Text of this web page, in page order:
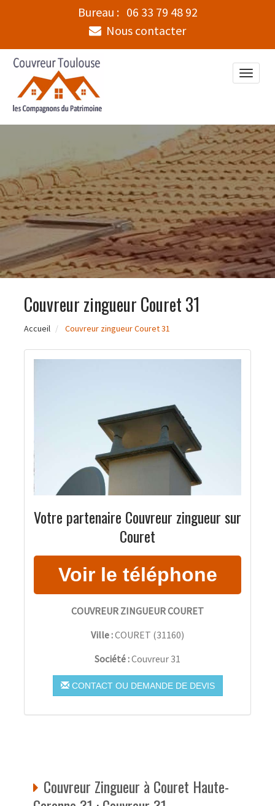
Bureau : 06 33 79 48 92
Nous contacter
Toggle
Couvreur zingueur Couret 31
Accueil Couvreur zingueur Couret 31
Votre partenaire Couvreur zingueur sur
Couret
COUVREUR ZINGUEUR COURET
Ville :COURET (31160)
Société :Couvreur 31
CONTACT OU DEMANDE DE DEVIS
Couvreur Zingueur à Couret Haute-